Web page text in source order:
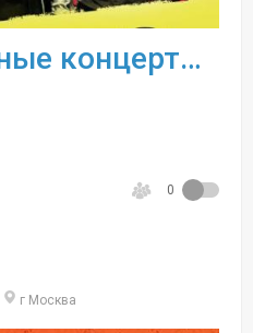
Заключительные концерты The Prodigy в туре по России 2016!
0
г Москва